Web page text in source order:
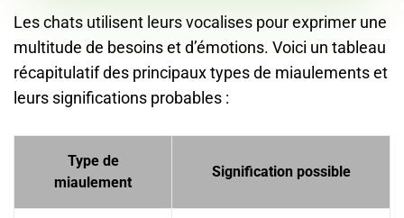
Les chats utilisent leurs vocalises pour exprimer une
multitude de besoins et d’émotions. Voici un tableau
récapitulatif des principaux types de miaulements et
leurs significations probables :
Type de
miaulement
Signification possible